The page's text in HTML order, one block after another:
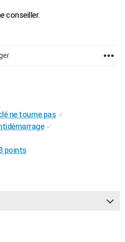
conseiller.
ne tourne pas ✓
✓
points